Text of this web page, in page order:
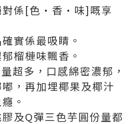
對係[色•香•味]嘅享
實係最吸睛。
榴槤味飄香。
超多，口感綿密濃郁，
，再加埋椰果及椰汁
。
及Q彈三色芋圓份量都